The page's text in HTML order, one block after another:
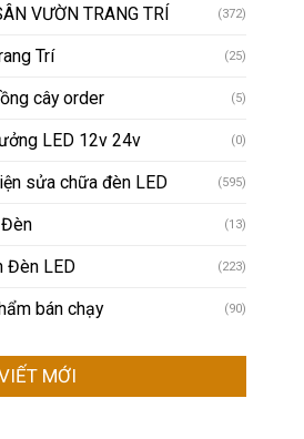
VƯỜN TRANG TRÍ (372)
Trí (25)
cây order (5)
LED 12v 24v (0)
sửa chữa đèn LED (595)
Đèn (13)
Đèn LED (223)
bán chạy (90)
MỚI